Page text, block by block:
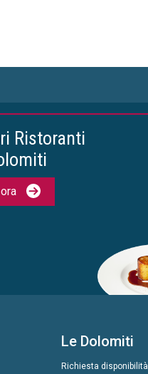
Ristoranti
Le Dolomiti
Richiesta disponibilità